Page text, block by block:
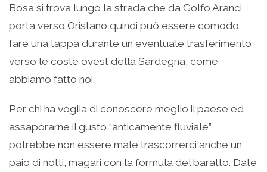
Bosa si trova lungo la strada che da Golfo Aranci
porta verso Oristano quindi può essere comodo
fare una tappa durante un eventuale trasferimento
verso le coste ovest della Sardegna, come
abbiamo fatto noi.
Per chi ha voglia di conoscere meglio il paese ed
assaporarne il gusto “anticamente fluviale”,
potrebbe non essere male trascorrerci anche un
paio di notti, magari con la formula del baratto. Date